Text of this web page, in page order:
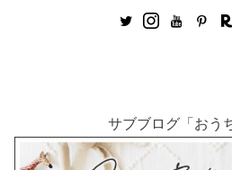
サブブログ「おう